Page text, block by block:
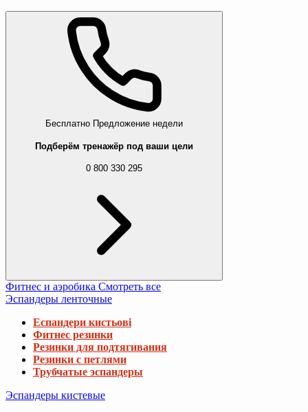
Бесплатно Предложение недели
Подберём тренажёр под ваши цели
0 800 330 295
Фитнес и аэробика Смотреть все
Эспандеры ленточные
Еспандери кистьові
Фитнес резинки
Резинки для подтягивания
Резинки с петлями
Трубчатые эспандеры
Эспандеры кистевые